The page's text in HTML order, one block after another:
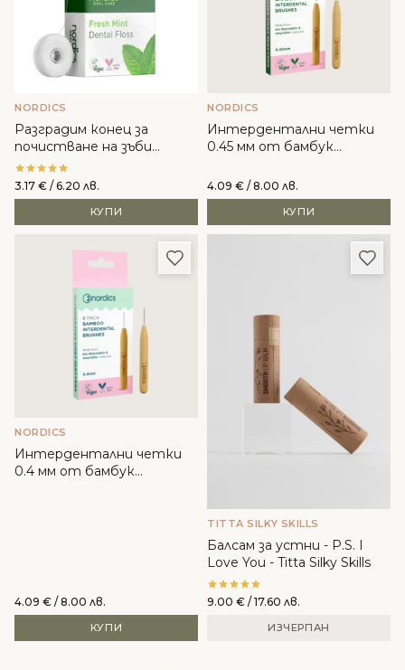
NORDICS
Разградим конец за
почистване на зъби
Мента - Nordics
3.17 € / 6.20 лв.
КУПИ
NORDICS
Интердентални четки
0.45 мм от бамбук
4.09 € / 8.00 лв.
КУПИ
Добави в любими
NORDICS
Интердентални четки
0.4 мм от бамбук
4.09 € / 8.00 лв.
КУПИ
TITTA SILKY SKILLS
Балсам за устни - P.S. I
Love You - Titta Silky Skills
9.00 € / 17.60 лв.
ИЗЧЕРПАН